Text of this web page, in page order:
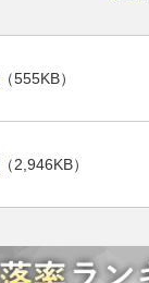
（555KB）
（2,946KB）